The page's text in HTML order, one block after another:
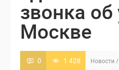
звонка
Москве
0 1 428 Новости /